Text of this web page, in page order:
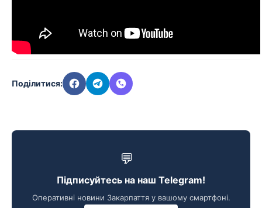
Поділитися:
💬
Підписуйтесь на наш Telegram!
Оперативні новини Закарпаття у вашому смартфоні.